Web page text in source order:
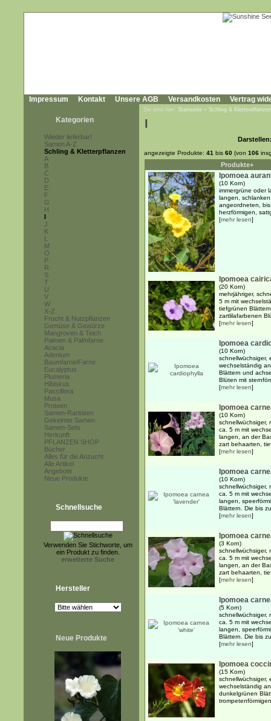
Impressum Kontakt Unsere AGB Versandkosten Vertrag
Kategorien
Wieder lieferbar!
Samen A-Z
Schling & Kletterpflanzen
A
B
C
D
E
F
G
H
I
J
K
L
M
O
P
R
S
T
U
V
W
X-Z
Frucht & Nutzpflanzen
Gemüse & Gewürze
Mangroven & Teich
Palmen & Palmfarne
Acacia
Adenium
Baumfarne/Farne
Eucalyptus
Plumeria
Hibiskus
Passiflora
Musa
Proteen
Samen-Raritäten
Gekeimte Samen
Samen-Sets
Herkunft
PFLANZEN SHOP
Bücher
Alles für die Anzucht
Alle Artikel
Angebote
Neue Produkte
Schnellsuche
Verwenden Sie Stichworte, um
ein Produkt zu finden.
erweiterte Suche
Hersteller
Neue Produkte
Sie sind hier: Startseite » Schling & Kletterpflanzen
I
angezeigte Produkte: 41 bis 60 (von 106
Produkte+
Ipomoea
(10 Korn)
immergrüne oder
langen,
angeordneten,
herzförmigen,
[mehr lesen]
Ipomoea
(20 Korn)
mehrjähriger,
5 m mit
tiefgrünen
zartlilafarbenen
[mehr lesen]
Ipomoea
(10 Korn)
schnellwüchsiger,
wechselständig
Blättern und
Blüten mit
[mehr lesen]
Ipomoea
(10 Korn)
schnellwüchsiger,
ca. 5 m mit
langen, an der
zart behaarten,
[mehr lesen]
Ipomoea
(10 Korn)
schnellwüchsiger,
ca. 5 m mit
langen,
Blättern. Die bis
[mehr lesen]
Ipomoea
(3 Korn)
schnellwüchsiger,
ca. 5 m mit
langen, an der
zart behaarten,
[mehr lesen]
Ipomoea
(5 Korn)
schnellwüchsiger,
ca. 5 m mit
langen,
Blättern. Die bis
[mehr lesen]
Ipomoea
(15 Korn)
schnellwüchsiger,
wechselständig
dunkelgrünen